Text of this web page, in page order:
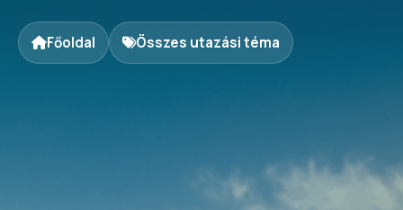
Főoldal Összes utazási téma